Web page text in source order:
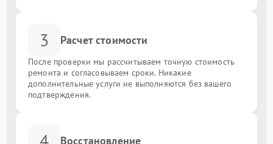
3 Расчет стоимости
После проверки мы рассчитываем точную стоимость
ремонта и согласовываем сроки. Никакие
дополнительные услуги не выполняются без вашего
подтверждения.
Восстановление